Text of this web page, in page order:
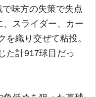
味方の失策で失点
スライダー、カー
を織り交ぜて粘投。
た計917球目だっ